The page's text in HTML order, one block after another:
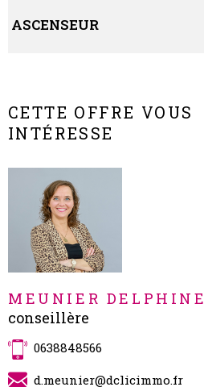
ASCENSEUR
CETTE OFFRE VOUS
INTÉRESSE
MEUNIER DELPHINE
conseillère
0638848566
d.meunier@dclicimmo.fr